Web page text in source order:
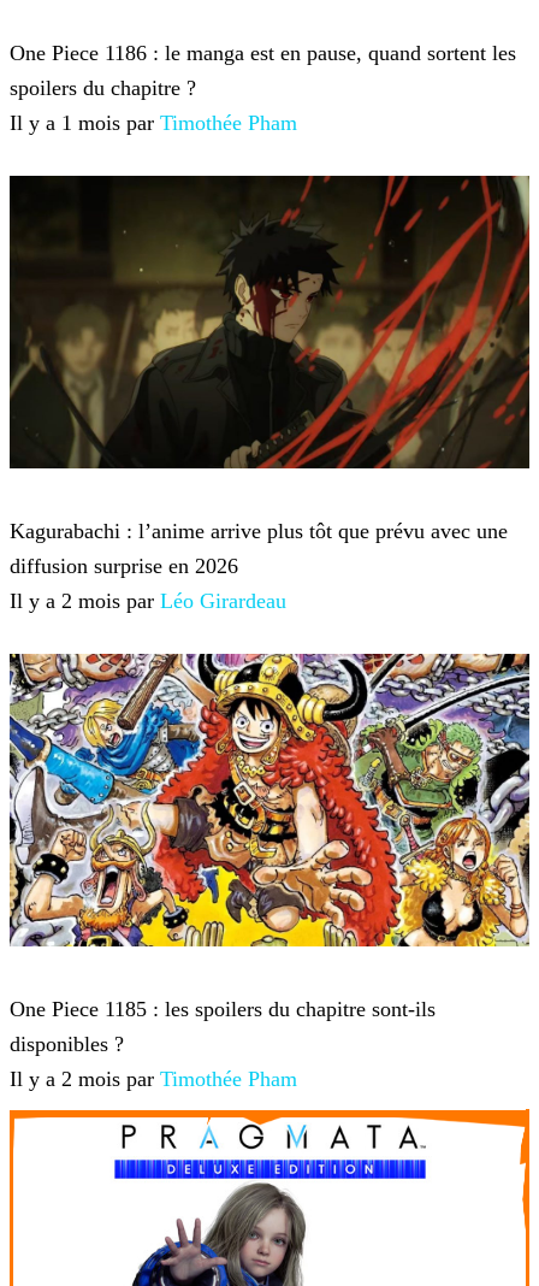
One Piece 1186 : le manga est en pause, quand sortent les
spoilers du chapitre ?
Il y a 1 mois par Timothée Pham
Kagurabachi : l’anime arrive plus tôt que prévu avec une
diffusion surprise en 2026
Il y a 2 mois par Léo Girardeau
One Piece 1185 : les spoilers du chapitre sont-ils
disponibles ?
Il y a 2 mois par Timothée Pham